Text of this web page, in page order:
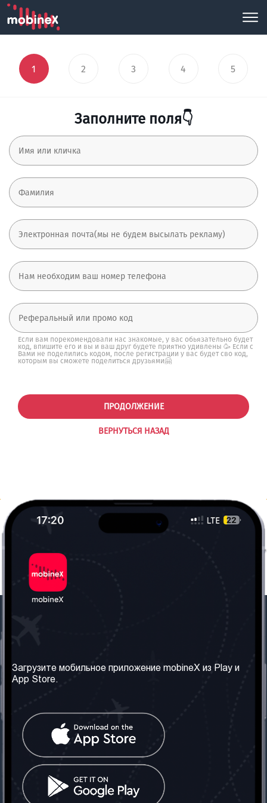
1 2 3 4 5
Заполните поля👇
Если вам порекомендовали нас знакомые, у вас обьязательно будет
код, впишите его и вы и ваш друг будете приятно удивлены 🥳 Если с
Вами не поделились кодом, после регистрации у вас будет сво код,
которым вы сможете поделиться друзьями🤗
ВЕРНУТЬСЯ НАЗАД
ПРОДОЛЖЕНИЕ
Наши сервисы
Правила и Условия
Часто задаваемые
вопросы
Контакт
Грузия: Тбилиси
Телефон: +442030340050
Социальные сети
Загрузите мобильное приложение mobineX из Play и
App Store.